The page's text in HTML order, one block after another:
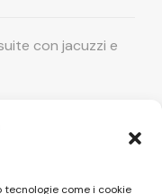
tecnologie come i cookie
con jacuzzi e
relax esclusivo